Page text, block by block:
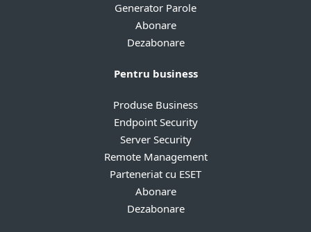
Generator Parole
Abonare
Dezabonare
Pentru business
Produse Business
Endpoint Security
Server Security
Remote Management
Parteneriat cu ESET
Abonare
Dezabonare